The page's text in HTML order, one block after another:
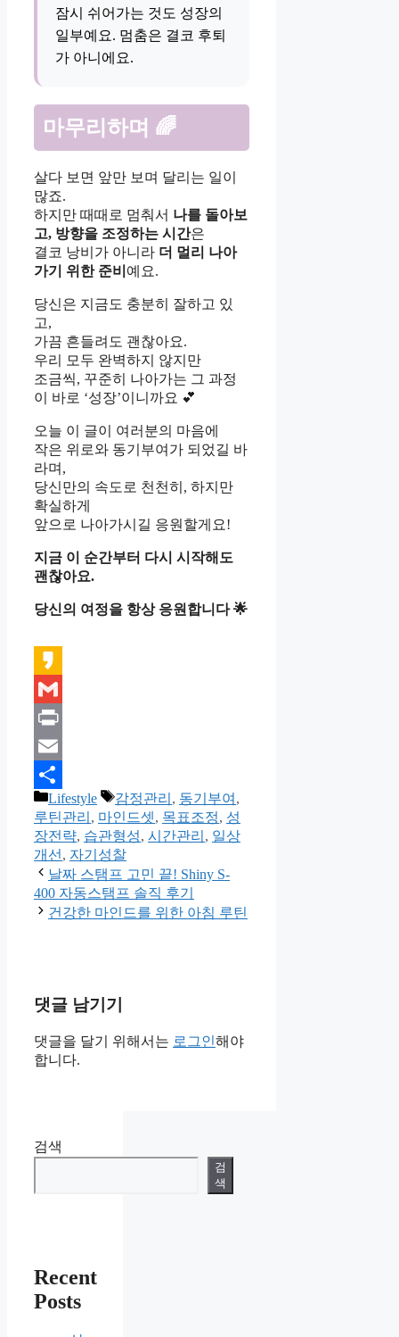
잠시 쉬어가는 것도 성장의
일부예요. 멈춤은 결코 후퇴
가 아니에요.
마무리하며 🌈
살다 보면 앞만 보며 달리는 일이
많죠.
하지만 때때로 멈춰서 나를 돌아보
고, 방향을 조정하는 시간은
결코 낭비가 아니라 더 멀리 나아
가기 위한 준비 예요.
당신은 지금도 충분히 잘하고 있
고,
가끔 흔들려도 괜찮아요.
우리 모두 완벽하지 않지만
조금씩, 꾸준히 나아가는 그 과정
이 바로 ‘성장’이니까요 💕
오늘 이 글이 여러분의 마음에
작은 위로와 동기부여가 되었길 바
라며,
당신만의 속도로 천천히, 하지만
확실하게
앞으로 나아가시길 응원할게요!
지금 이 순간부터 다시 시작해도
괜찮아요.
당신의 여정을 항상 응원합니다 🌟
Kakao
Gmail
Print
Email
Share
카
테
고
리
Lifestyle
태
그
감정관리 , 동기부여 ,
루틴관리 , 마인드셋, 목표조정, 성
장전략, 습관형성, 시간관리 , 일상
개선 , 자기성찰
날짜 스탬프 고민 끝! Shiny S-
400 자동스탬프 솔직 후기
건강한 마인드를 위한 아침 루틴
댓글 남기기
댓글을 달기 위해서는 로그인해야
합니다.
검색
검
색
Recent
Posts